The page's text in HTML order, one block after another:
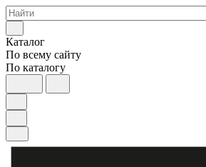
Каталог
По всему сайту
По каталогу